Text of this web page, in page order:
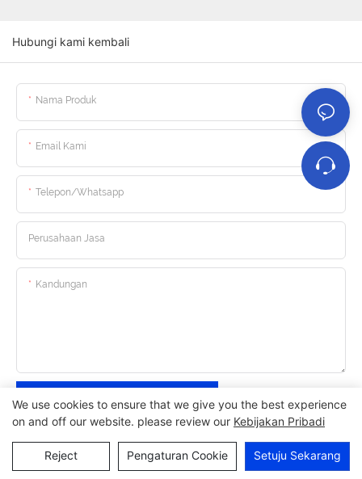
Hubungi kami kembali
Nama Produk
Email Kami
Telepon/whatsapp
Perusahaan Jasa
Kandungan
Kirim Pertanyaan Sekarang
We use cookies to ensure that we give you the best experience
on and off our website. please review our Kebijakan Pribadi
Reject Pengaturan Cookie Setuju Sekarang